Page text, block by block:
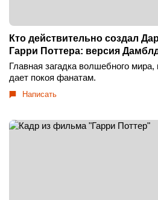
Кто действительно создал
Гарри Поттера: версия
Главная загадка волшебного мира,
дает покоя фанатам.
Написать